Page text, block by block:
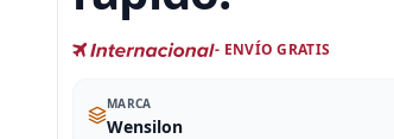
- ENVÍO GRATIS
MARCA
Wensilon